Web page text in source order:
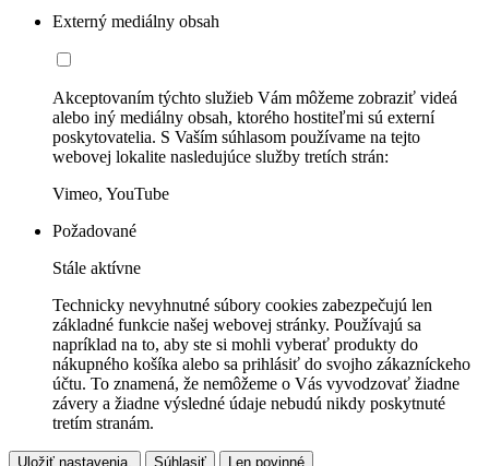
Externý mediálny obsah
Akceptovaním týchto služieb Vám môžeme zobraziť videá
alebo iný mediálny obsah, ktorého hostiteľmi sú externí
poskytovatelia. S Vaším súhlasom používame na tejto
webovej lokalite nasledujúce služby tretích strán:
Vimeo, YouTube
Požadované
Stále aktívne
Technicky nevyhnutné súbory cookies zabezpečujú len
základné funkcie našej webovej stránky. Používajú sa
napríklad na to, aby ste si mohli vyberať produkty do
nákupného košíka alebo sa prihlásiť do svojho zákazníckeho
účtu. To znamená, že nemôžeme o Vás vyvodzovať žiadne
závery a žiadne výsledné údaje nebudú nikdy poskytnuté
tretím stranám.
Uložiť nastavenia. Súhlasiť Len povinné